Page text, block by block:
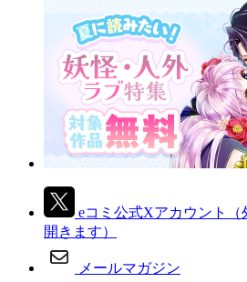
eコミ公式Xアカウント
開きます）
メールマガジン